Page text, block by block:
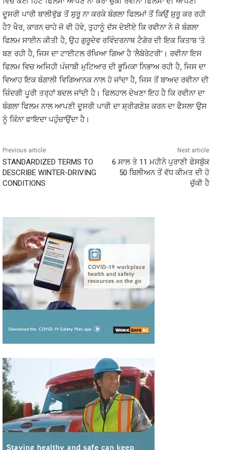
ਦੂਸਰੀ ਪਾਰੀ ਬਾਲੀਵੁੱਡ ਤੋਂ ਸ਼ੁਰੂ ਨਾ ਕਰਕੇ ਬੰਗਲਾ ਫਿਲਮਾਂ ਤੋਂ ਕਿਉਂ ਸ਼ੁਰੂ ਕਰ ਰਹੀ
ਹੈ? ਖੈਰ, ਕਾਰਨ ਚਾਹੇ ਜੋ ਵੀ ਹੋਵੇ, ਤੁਹਾਨੂੰ ਦੱਸ ਦੇਈਏ ਕਿ ਰਵੀਨਾ ਨੇ ਜੋ ਬੰਗਲਾ
ਫਿਲਮ ਸਾਈਨ ਕੀਤੀ ਹੈ, ਉਹ ਗੁਰੂਦੇਵ ਰਵਿੰਦਰਨਾਥ ਟੈਗੋਰ ਦੀ ਇਕ ਕਿਤਾਬ ‘ਤੇ
ਬਣ ਰਹੀ ਹੈ, ਜਿਸ ਦਾ ਟਾਈਟਲ ਰੱਖਿਆ ਗਿਆ ਹੈ ‘ਲੈਬੋਰੇਟਰੀ’। ਰਵੀਨਾ ਇਸ
ਫਿਲਮ ਵਿਚ ਅਜਿਹੀ ਪੰਜਾਬੀ ਮੁਟਿਆਰ ਦੀ ਭੂਮਿਕਾ ਨਿਭਾਅ ਰਹੀ ਹੈ, ਜਿਸ ਦਾ
ਵਿਆਹ ਇਕ ਬੰਗਾਲੀ ਵਿਗਿਆਨਕ ਨਾਲ ਹੋ ਜਾਂਦਾ ਹੈ, ਜਿਸ ਤੋਂ ਬਾਅਦ ਰਵੀਨਾ ਦੀ
ਜ਼ਿੰਦਗੀ ਪੂਰੀ ਤਰ੍ਹਾਂ ਬਦਲ ਜਾਂਦੀ ਹੈ। ਫਿਲਹਾਲ ਦੇਖਣਾ ਇਹ ਹੈ ਕਿ ਰਵੀਨਾ ਦਾ
ਬੰਗਲਾ ਫਿਲਮ ਨਾਲ ਆਪਣੀ ਦੂਸਰੀ ਪਾਰੀ ਦਾ ਸ਼੍ਰੀਗਣੇਸ਼ ਕਰਨ ਦਾ ਫੈਸਲਾ ਉਸ
ਨੂੰ ਕਿੰਨਾ ਫਾਇਦਾ ਪਹੁੰਚਾਉਂਦਾ ਹੈ।
Previous article
STANDARDIZED TERMS TO
DESCRIBE WINTER-DRIVING
CONDITIONS
Next article
6 ਸਾਲ ਤੇ 11 ਮਹੀਨੇ ਪੁਰਾਣੀ ਫੇਸਬੁੱਕ
50 ਬਿਲੀਅਨ ਤੋਂ ਵੱਧ ਕੀਮਤ ਦੀ ਹੋ
ਚੁੱਕੀ ਹੈ